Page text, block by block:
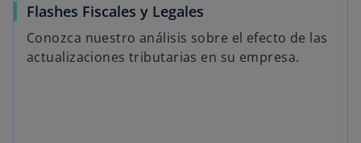
Flashes Fiscales y Legales
Conozca nuestro análisis sobre el efecto de las
actualizaciones tributarias en su empresa.